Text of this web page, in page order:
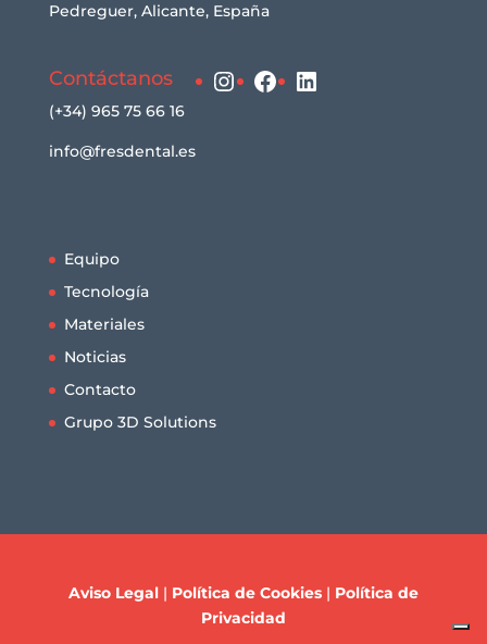
Pedreguer, Alicante, España
Contáctanos
(+34) 965 75 66 16
info@fresdental.es
Instagram
Facebook
LinkedIn
Equipo
Tecnología
Materiales
Noticias
Contacto
Grupo 3D Solutions
Aviso Legal| Política de Cookies| Política de
Privacidad